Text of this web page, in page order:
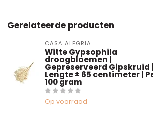
Gerelateerde producten
CASA ALEGRIA
Witte Gypsophila
droogbloemen |
Gepreserveerd Gipskruid |
Lengte ± 65 centimeter |
100 gram
Op voorraad